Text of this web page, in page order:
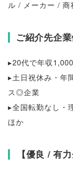
ル / メーカー /
ご紹介先企
▸20代で年収
▸土日祝休み・年
ス◎企業
▸全国転勤なし・
ほか
【優良 / 有